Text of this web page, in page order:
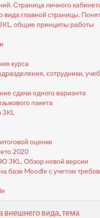
Страница личного
главной страницы.
общие принципы работы
курса
сотрудники,
сдачи одного варианта
пакета
3KL
оценки
2020
3KL. Обзор новой версии
базе Moodle с учетом
внешнего вида,тема